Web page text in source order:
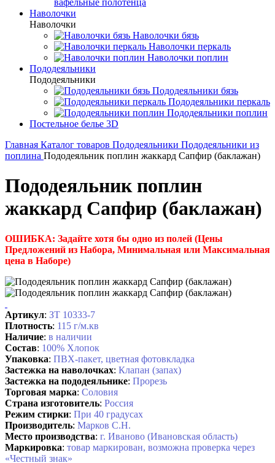
вафельные полотенца
Наволочки
Наволочки
Наволочки бязь
Наволочки перкаль
Наволочки поплин
Пододеяльники
Пододеяльники
Пододеяльники бязь
Пододеяльники перкаль
Пододеяльники поплин
Постельное белье 3D
Главная Каталог товаров Пододеяльники Пододеяльники из
поплина Пододеяльник поплин жаккард Сапфир (баклажан)
Пододеяльник поплин
жаккард Сапфир (баклажан)
ОШИБКА: Задайте хотя бы одно из полей (Цены
Предложений из Набора, Минимальная или Максимальная
цена в Наборе)
Артикул: ЗТ 10333-7
Плотность: 115 г/м.кв
Наличие: в наличии
Состав: 100% Хлопок
Упаковка: ПВХ-пакет, цветная фотовкладка
Застежка на наволочках: Клапан (запах)
Застежка на пододеяльнике: Прорезь
Торговая марка: Соловия
Страна изготовитель: Россия
Режим стирки: При 40 градусах
Производитель: Марков С.Н.
Место производства: г. Иваново (Ивановская область)
Маркировка: товар маркирован, возможна проверка через
«Честный знак»